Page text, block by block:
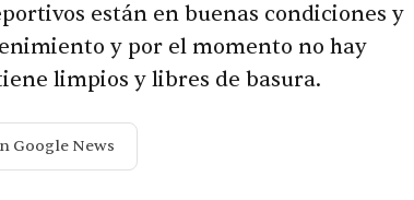
están en buenas condiciones y
y por el momento no hay
limpios y libres de basura.
Google News